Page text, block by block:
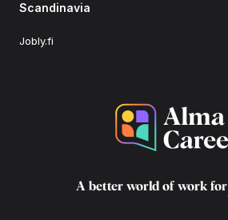
Scandinavia
Jobly.fi
A better world of work for